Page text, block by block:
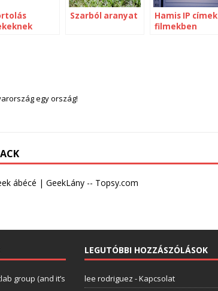
Szarból aranyat
Hamis IP címek
filmekben
egy ország!
ábécé | GeekLány -- Topsy.com
group (and it’s
LEGUTÓBBI HOZZÁSZÓLÁSOK
lee rodriguez -Kapcsolat